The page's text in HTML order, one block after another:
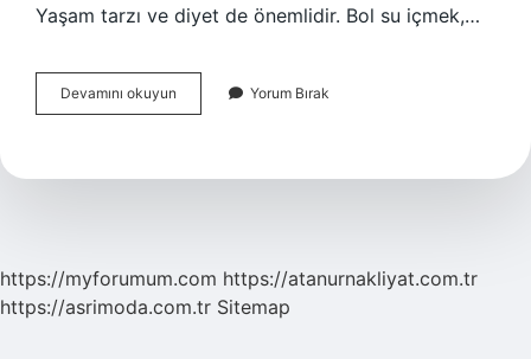
Yaşam tarzı ve diyet de önemlidir. Bol su içmek,…
Devamını okuyun
Kuruluğu
Yorum Bırak
https://myforumum.com https://atanurnakliyat.com.tr
https://asrimoda.com.tr Sitemap